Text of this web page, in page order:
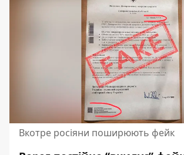
Вкотре росіяни поширюють фейк